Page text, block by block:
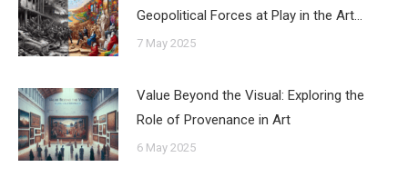
Geopolitical Forces at Play in the Art…
7 May 2025
Value Beyond the Visual: Exploring the
Role of Provenance in Art
6 May 2025